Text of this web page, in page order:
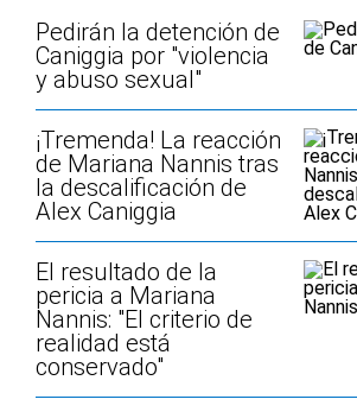
Pedirán la detención de
Caniggia por "violencia
y abuso sexual"
¡Tremenda! La reacción
de Mariana Nannis tras
la descalificación de
Alex Caniggia
El resultado de la
pericia a Mariana
Nannis: "El criterio de
realidad está
conservado"